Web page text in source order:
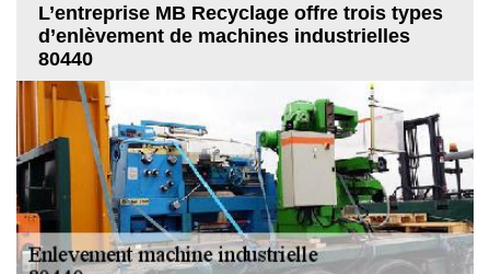
L’entreprise MB Recyclage offre trois types
d’enlèvement de machines industrielles
80440